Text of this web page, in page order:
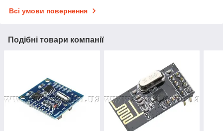
Всі умови повернення
Подібні товари компанії